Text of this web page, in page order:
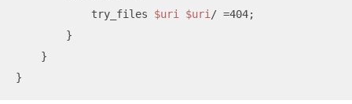
            try_files
$uri $uri / =404;
        }
    }
}